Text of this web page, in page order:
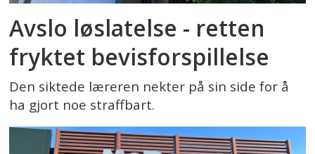
Avslo løslatelse - retten
fryktet bevisforspillelse
Den siktede læreren nekter på sin side for å
ha gjort noe straffbart.